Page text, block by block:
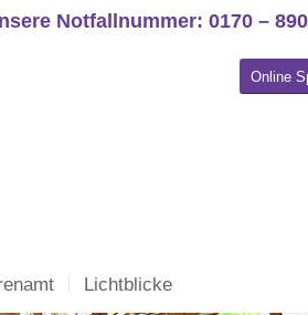
Notfallnummer: 0170 –
Online
Lichtblicke